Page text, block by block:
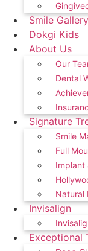
Smile Gallery
Dokgi Kids
About Us
Our
Dental
Signature
Smile
Full
Implant
Natural
Invisalign
Exceptional